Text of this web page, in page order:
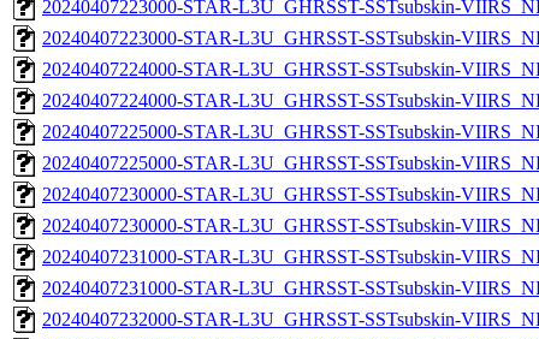
20240407223000-STAR-L3U_GHRSST-SSTsubskin-
20240407223000-STAR-L3U_GHRSST-SSTsubskin-
20240407224000-STAR-L3U_GHRSST-SSTsubskin-
20240407224000-STAR-L3U_GHRSST-SSTsubskin-
20240407225000-STAR-L3U_GHRSST-SSTsubskin-
20240407225000-STAR-L3U_GHRSST-SSTsubskin-
20240407230000-STAR-L3U_GHRSST-SSTsubskin-
20240407230000-STAR-L3U_GHRSST-SSTsubskin-
20240407231000-STAR-L3U_GHRSST-SSTsubskin-
20240407231000-STAR-L3U_GHRSST-SSTsubskin-
20240407232000-STAR-L3U_GHRSST-SSTsubskin-